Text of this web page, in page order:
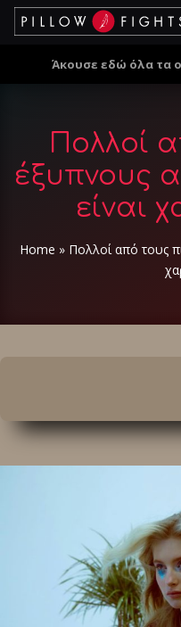
Άκουσε εδώ όλα τα
Πολλοί
έξυπνους
είναι
Home » Πολλοί από τους